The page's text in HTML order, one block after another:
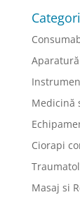
Medicină
Ciorapi
Masaj si